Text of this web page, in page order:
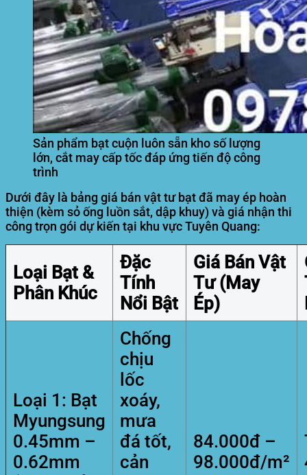
Sản phẩm bạt cuộn luôn sẵn kho số lượng
lớn, cắt may cấp tốc đáp ứng tiến độ công
trình
Dưới đây là bảng giá bán vật tư bạt đã may ép hoàn
thiện (kèm sỏ ống luồn sắt, dập khuy) và giá nhận thi
công trọn gói dự kiến tại khu vực Tuyên Quang:
Loại Bạt &
Phân Khúc
Đặc
Tính
Nổi Bật
Giá Bán Vật
Tư (May
Ép)
Loại 1: Bạt
Myungsung
0.45mm –
0.62mm
Chống
chịu
lốc
xoáy,
mưa
đá tốt,
cản
84.000đ –
98.000đ/m²